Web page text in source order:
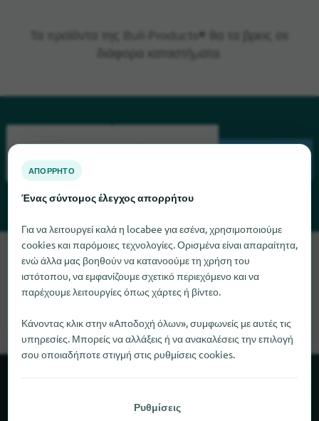
Τα προϊόντα της Bull-Products® θα τα βρεις σε
Λυπούμαστε, δεν μπορούμε να βρούμε το Bull-Products αυτή
τη στιγμή. Αν γνωρίζετε πού μπορείτε να βρείτε το Bull-
Products, θα χαρούμε πολύ αν μας ενημερώσετε.
ΑΠΌΡΡΗΤΟ
Ένας σύντομος έλεγχος απορρήτου
Για να λειτουργεί καλά η locabee για εσένα, χρησιμοποιούμε
cookies και παρόμοιες τεχνολογίες. Ορισμένα είναι απαραίτητα,
ενώ άλλα μας βοηθούν να κατανοούμε τη χρήση του
ιστότοπου, να εμφανίζουμε σχετικό περιεχόμενο και να
παρέχουμε λειτουργίες όπως χάρτες ή βίντεο.
Κάνοντας κλικ στην «Αποδοχή όλων», συμφωνείς με αυτές τις
υπηρεσίες. Μπορείς να αλλάξεις ή να ανακαλέσεις την επιλογή
σου οποιαδήποτε στιγμή στις ρυθμίσεις cookies.
Ρυθμίσεις